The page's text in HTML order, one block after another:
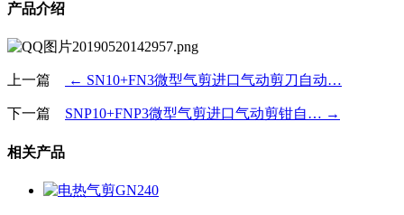
产品介绍
上一篇 ← SN10+FN3微型气剪进口气动剪刀自动…
下一篇 SNP10+FNP3微型气剪进口气动剪钳自… →
相关产品